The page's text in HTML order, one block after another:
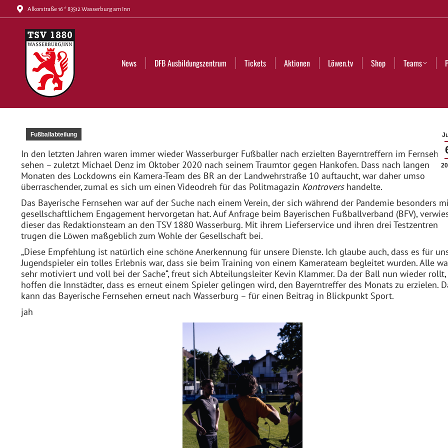
Alkorstraße 16 * 83512 Wasserburg am Inn
News DFB Ausbildungszentrum Tickets Aktionen Löwen.tv Shop Teams
Fußballabteilung
In den letzten Jahren waren immer wieder Wasserburger Fußballer nach erzielten Bayerntreffern im Fernsehen
sehen – zuletzt Michael Denz im Oktober 2020 nach seinem Traumtor gegen Hankofen. Dass nach langen
Monaten des Lockdowns ein Kamera-Team des BR an der Landwehrstraße 10 auftaucht, war daher umso
überraschender, zumal es sich um einen Videodreh für das Politmagazin Kontrovers handelte.
Das Bayerische Fernsehen war auf der Suche nach einem Verein, der sich während der Pandemie besonders
gesellschaftlichem Engagement hervorgetan hat. Auf Anfrage beim Bayerischen Fußballverband (BFV),
dieser das Redaktionsteam an den TSV 1880 Wasserburg. Mit ihrem Lieferservice und ihren drei Testzentren
trugen die Löwen maßgeblich zum Wohle der Gesellschaft bei.
„Diese Empfehlung ist natürlich eine schöne Anerkennung für unsere Dienste. Ich glaube auch, dass es für
Jugendspieler ein tolles Erlebnis war, dass sie beim Training von einem Kamerateam begleitet wurden. Alle
sehr motiviert und voll bei der Sache“, freut sich Abteilungsleiter Kevin Klammer. Da der Ball nun wieder rollt,
hoffen die Innstädter, dass es erneut einem Spieler gelingen wird, den Bayerntreffer des Monats zu erzielen.
kann das Bayerische Fernsehen erneut nach Wasserburg – für einen Beitrag in Blickpunkt Sport.
jah
News DFB Ausbildungszentrum Tickets Aktionen Löwen.tv Shop Teams Partner Club